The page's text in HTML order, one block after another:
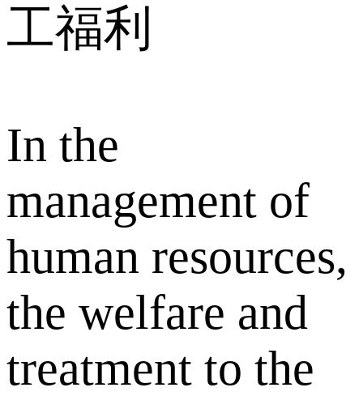
工福利
In the
management of
human resources,
the welfare and
treatment to the